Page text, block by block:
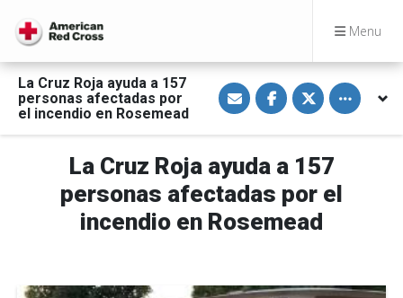
Menu
La Cruz Roja ayuda a 157
personas afectadas por
el incendio en Rosemead
S
h
a
e
i
a
E
m
i
S
h
a
e
n
F
a
c
b
S
h
a
e
n
T
w
i
t
Toggle
La Cruz Roja ayuda a 157
personas afectadas por el
incendio en Rosemead